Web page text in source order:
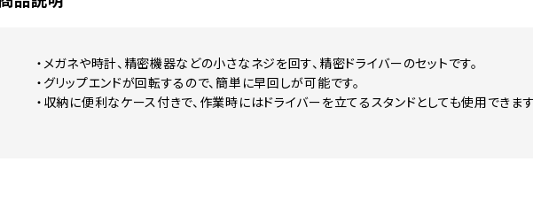
・メガネや時計、精密機器などの小さなネジを回す、精密ドライバーのセットです。
・グリップエンドが回転するので、簡単に早回しが可能です。
・収納に便利なケース付きで、作業時にはドライバーを立てるスタンドとしても使用できます